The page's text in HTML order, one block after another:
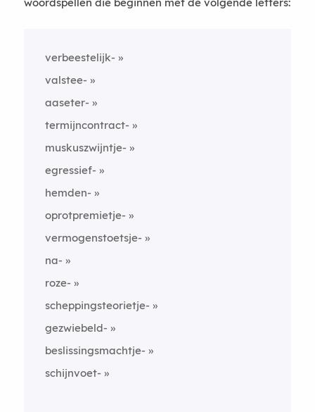
verbeestelijk-
valstee-
aaseter-
termijncontract-
muskuszwijntje-
egressief-
hemden-
oprotpremietje-
vermogenstoetsje-
na-
roze-
scheppingsteorietje-
gezwiebeld-
beslissingsmachtje-
schijnvoet-